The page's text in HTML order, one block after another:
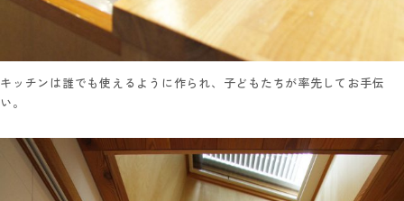
キッチンは誰でも使えるように作られ、子どもたちが率先してお手伝
い。